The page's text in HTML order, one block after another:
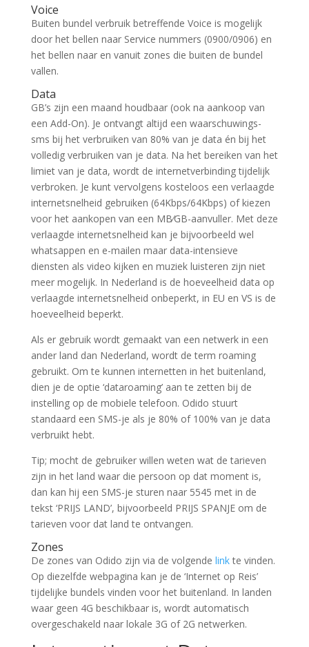
Voice
Buiten bundel verbruik betreffende Voice is mogelijk
door het bellen naar Service nummers (0900/0906) en
het bellen naar en vanuit zones die buiten de bundel
vallen.
Data
GB’s zijn een maand houdbaar (ook na aankoop van
een Add-On). Je ontvangt altijd een waarschuwings-
sms bij het verbruiken van 80% van je data én bij het
volledig verbruiken van je data. Na het bereiken van het
limiet van je data, wordt de internetverbinding tijdelijk
verbroken. Je kunt vervolgens kosteloos een verlaagde
internetsnelheid gebruiken (64Kbps/64Kbps) of kiezen
voor het aankopen van een MB⁄GB-aanvuller. Met deze
verlaagde internetsnelheid kan je bijvoorbeeld wel
whatsappen en e-mailen maar data-intensieve
diensten als video kijken en muziek luisteren zijn niet
meer mogelijk. In Nederland is de hoeveelheid data op
verlaagde internetsnelheid onbeperkt, in EU en VS is de
hoeveelheid beperkt.
Als er gebruik wordt gemaakt van een netwerk in een
ander land dan Nederland, wordt de term roaming
gebruikt. Om te kunnen internetten in het buitenland,
dien je de optie ‘dataroaming’ aan te zetten bij de
instelling op de mobiele telefoon. Odido stuurt
standaard een SMS-je als je 80% of 100% van je data
verbruikt hebt.
Tip; mocht de gebruiker willen weten wat de tarieven
zijn in het land waar die persoon op dat moment is,
dan kan hij een SMS-je sturen naar 5545 met in de
tekst ‘PRIJS LAND’, bijvoorbeeld PRIJS SPANJE om de
tarieven voor dat land te ontvangen.
Zones
De zones van Odido zijn via de volgende linkte vinden.
Op diezelfde webpagina kan je de ‘Internet op Reis’
tijdelijke bundels vinden voor het buitenland. In landen
waar geen 4G beschikbaar is, wordt automatisch
overgeschakeld naar lokale 3G of 2G netwerken.